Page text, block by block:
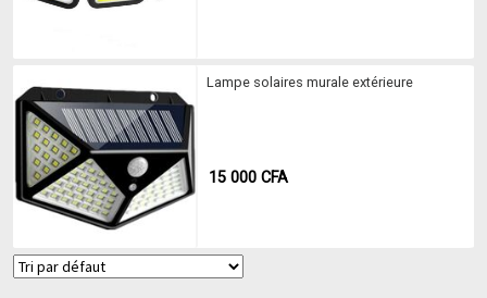
Lampe solaires murale extérieure
15 000 CFA